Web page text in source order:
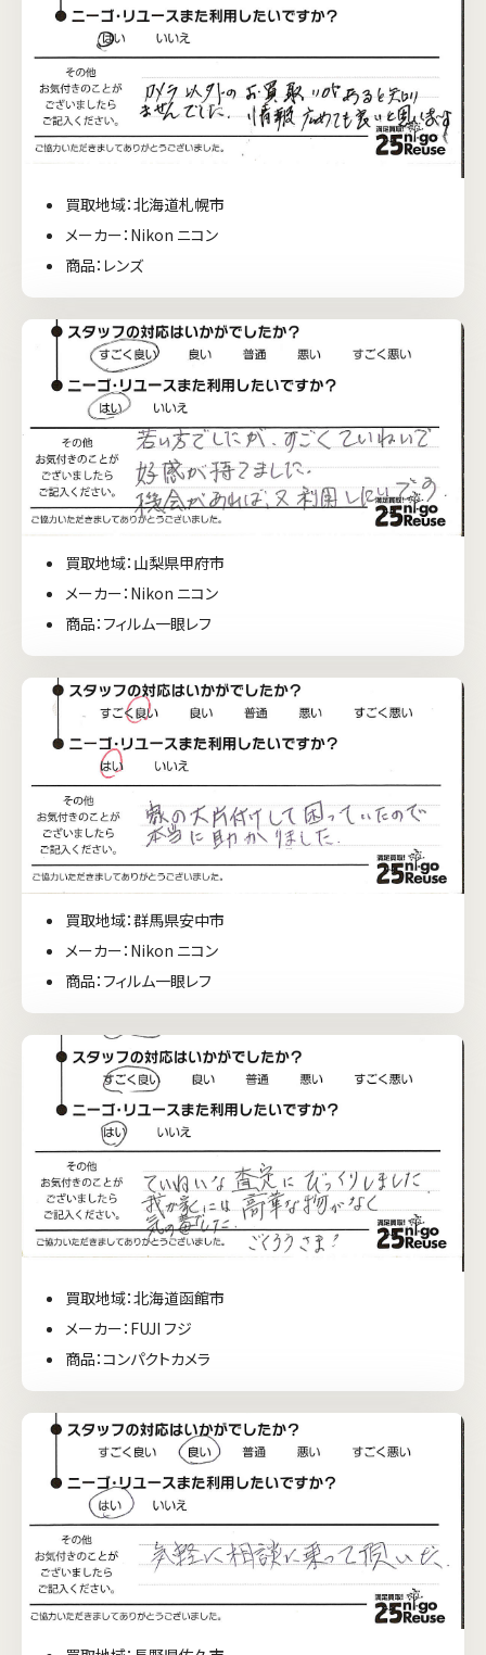
買取地域：北海道札幌市
メーカー：Nikon ニコン
商品：レンズ
買取地域：山梨県甲府市
メーカー：Nikon ニコン
商品：フィルム一眼レフ
買取地域：群馬県安中市
メーカー：Nikon ニコン
商品：フィルム一眼レフ
買取地域：北海道函館市
メーカー：FUJI フジ
商品：コンパクトカメラ